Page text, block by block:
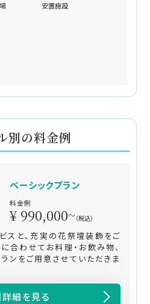
安置施設
別の料金例
ベーシックプラン
料金例
¥ 990,000~ （税込）
スと、充実の花祭壇装飾をご
合わせてお料理・お飲み物、
ンをご用意させていただきま
細を見る